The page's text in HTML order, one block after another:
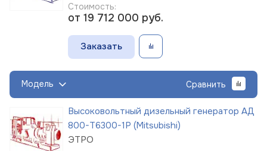
Стоимость:
от 19 712 000 руб.
Заказать
Модель Сравнить
Высоковольтный дизельный генератор АД
800-Т6300-1Р (Mitsubishi)
ЭТРО